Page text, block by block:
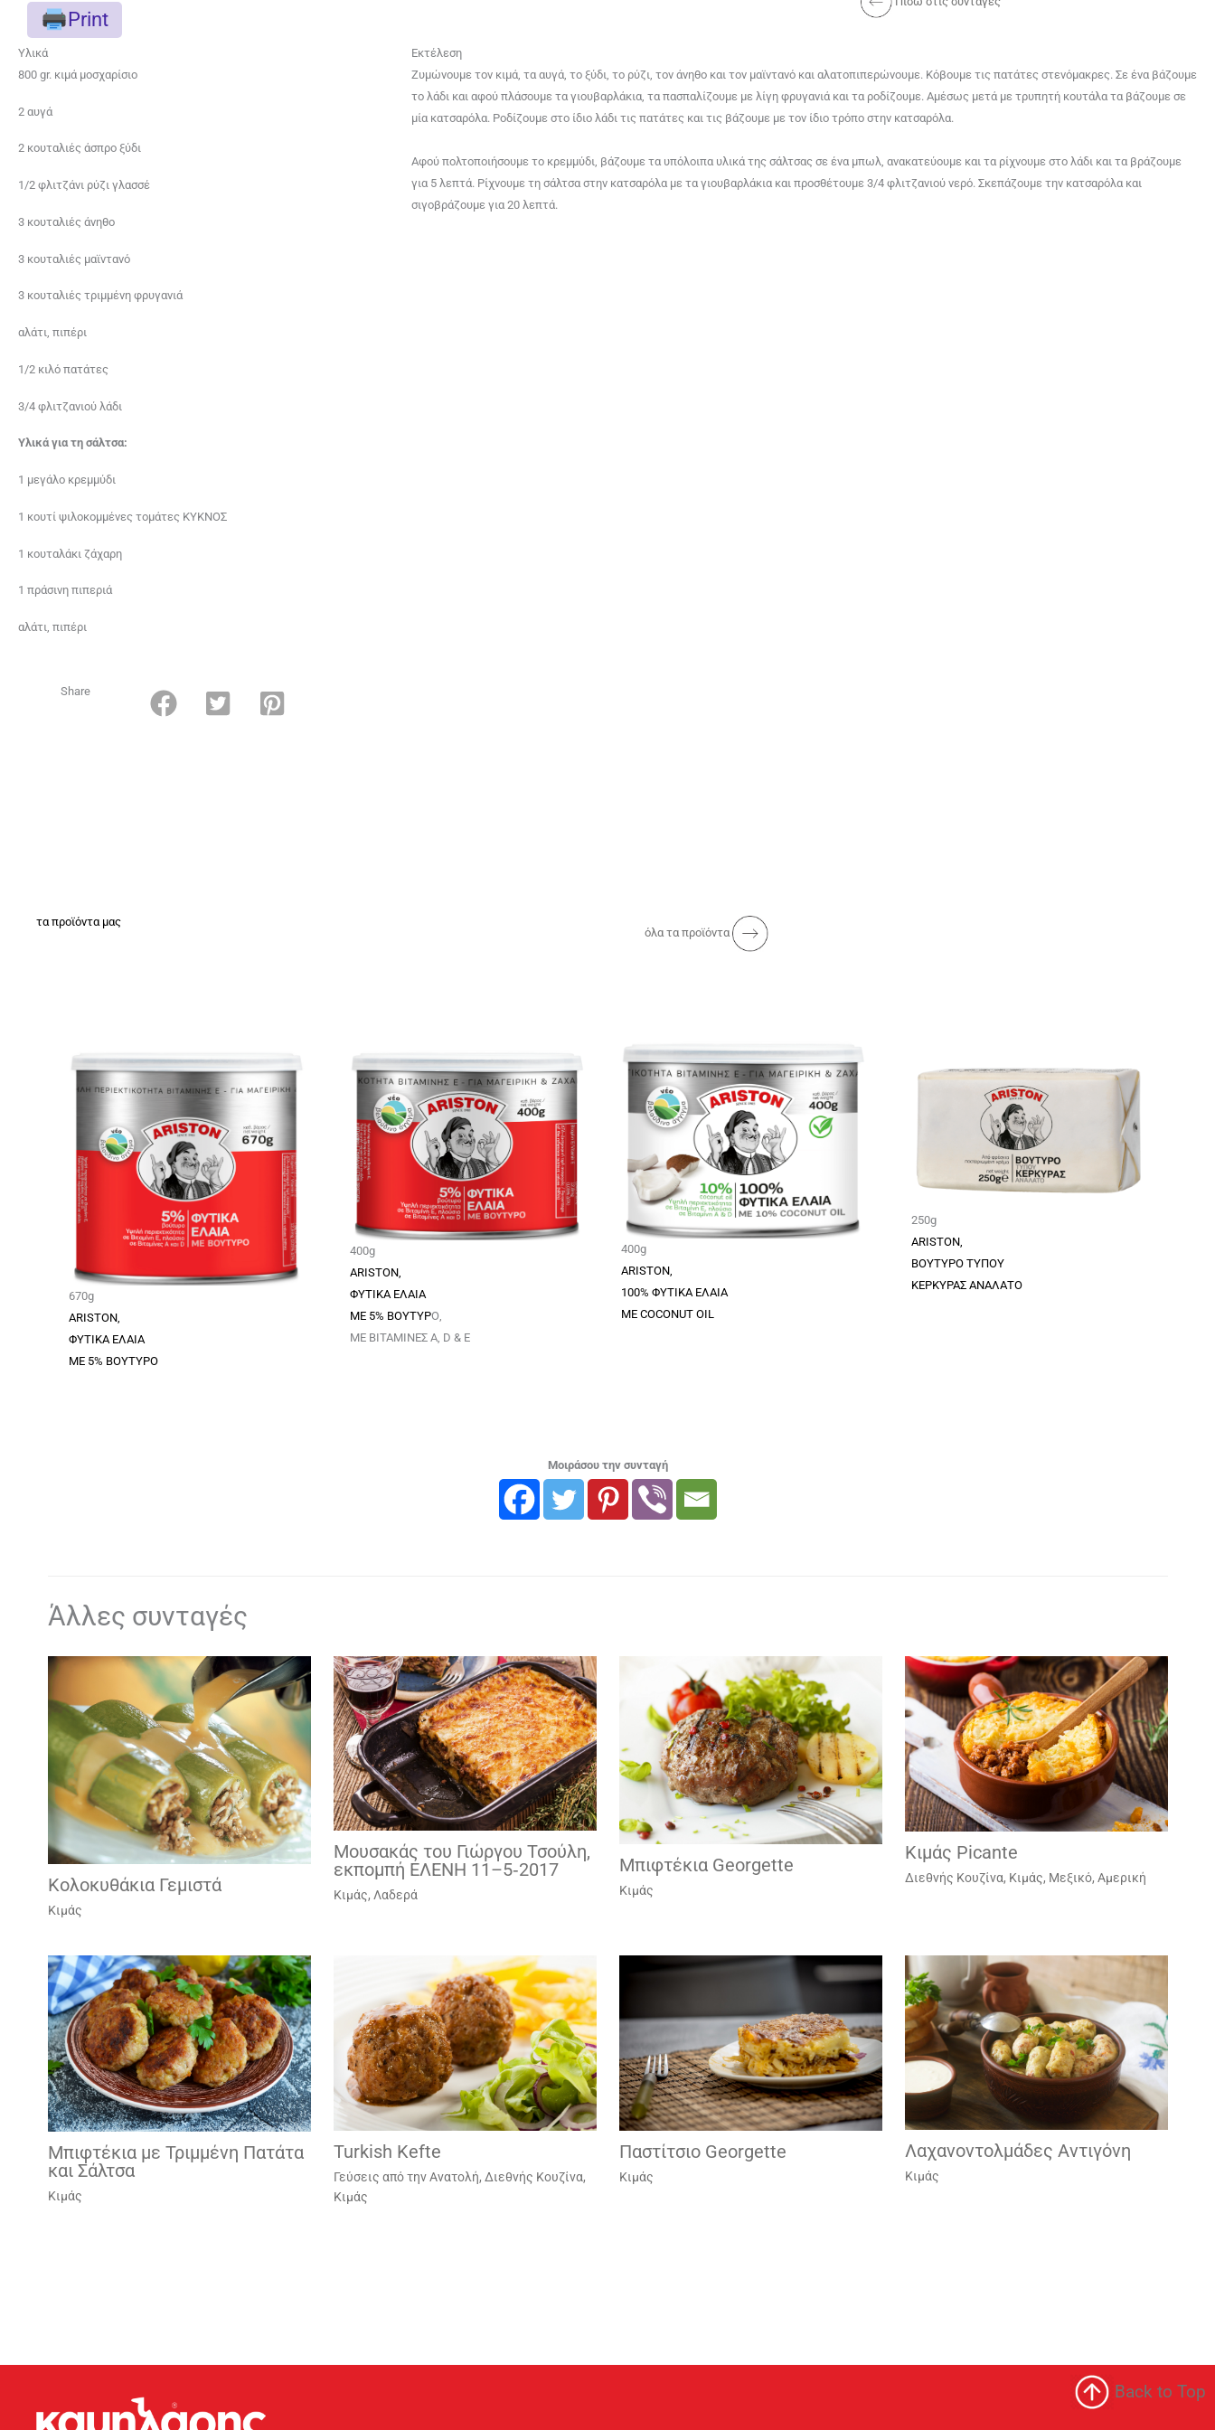
Print
Υλικά
800 gr. κιμά μοσχαρίσιο
2 αυγά
2 κουταλιές άσπρο ξύδι
1/2 φλιτζάνι ρύζι γλασσέ
3 κουταλιές άνηθο
3 κουταλιές μαϊντανό
3 κουταλιές τριμμένη φρυγανιά
αλάτι, πιπέρι
1/2 κιλό πατάτες
3/4 φλιτζανιού λάδι
Υλικά για τη σάλτσα:
1 μεγάλο κρεμμύδι
1 κουτί ψιλοκομμένες τομάτες ΚΥΚΝΟΣ
1 κουταλάκι ζάχαρη
1 πράσινη πιπεριά
αλάτι, πιπέρι
Εκτέλεση
Ζυμώνουμε τον κιμά, τα αυγά, το ξύδι, το ρύζι, τον άνηθο και τον μαϊντανό και αλατοπιπερώνουμε. Κόβουμε τις πατάτες στενόμακρες. Σε ένα βάζουμε
το λάδι και αφού πλάσουμε τα γιουβαρλάκια, τα πασπαλίζουμε με λίγη φρυγανιά και τα ροδίζουμε. Αμέσως μετά με τρυπητή κουτάλα τα βάζουμε σε
μία κατσαρόλα. Ροδίζουμε στο ίδιο λάδι τις πατάτες και τις βάζουμε με τον ίδιο τρόπο στην κατσαρόλα.
Αφού πολτοποιήσουμε το κρεμμύδι, βάζουμε τα υπόλοιπα υλικά της σάλτσας σε ένα μπωλ, ανακατεύουμε και τα ρίχνουμε στο λάδι και τα βράζουμε
για 5 λεπτά. Ρίχνουμε τη σάλτσα στην κατσαρόλα με τα γιουβαρλάκια και προσθέτουμε 3/4 φλιτζανιού νερό. Σκεπάζουμε την κατσαρόλα και
σιγοβράζουμε για 20 λεπτά.
Share
τα προϊόντα μας
όλα τα προϊόντα
670g
ARISTON,
ΦΥΤΙΚΑ ΕΛΑΙΑ
ΜΕ 5% ΒΟΥΤΥΡΟ
400g
ARISTON,
ΦΥΤΙΚΑ ΕΛΑΙΑ
ΜΕ 5% ΒΟΥΤΥΡΟ,
ΜΕ ΒΙΤΑΜΙΝΕΣ A, D & E
400g
ARISTON,
100% ΦΥΤΙΚΑ ΕΛΑΙΑ
ΜΕ COCONUT OIL
250g
ARISTON,
ΒΟΥΤΥΡΟ ΤΥΠΟΥ
ΚΕΡΚΥΡΑΣ ΑΝΑΛΑΤΟ
Μοιράσου την συνταγή
Άλλες συνταγές
Κολοκυθάκια Γεμιστά
Κιμάς
Μουσακάς του Γιώργου Τσούλη,
εκπομπή ΕΛΕΝΗ 11–5‑2017
Κιμάς, Λαδερά
Μπιφτέκια Georgette
Κιμάς
Κιμάς Picante
Διεθνής Κουζίνα, Κιμάς, Μεξικό, Αμερική
Mπιφτέκια με Τριμμένη Πατάτα
και Σάλτσα
Κιμάς
Turkish Kefte
Γεύσεις από την Ανατολή, Διεθνής Κουζίνα,
Κιμάς
Παστίτσιο Georgette
Κιμάς
Λαχανοντολμάδες Αντιγόνη
Κιμάς
Back to Top